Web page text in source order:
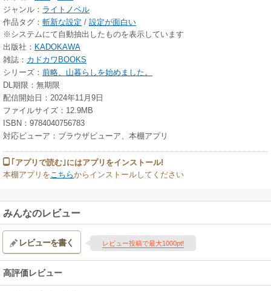
ジャンル： ライトノベル
作品タグ： 斬新な設定 / 設定が面白い
※システムにて自動抽出したものを表示しています
出版社： KADOKAWA
雑誌： カドカワBOOKS
シリーズ： 前略、山暮らしを始めました。
DL期限：無期限
配信開始日：2024年11月9日
ファイルサイズ：12.9MB
ISBN：9784040756783
対応ビューア：ブラウザビューア、本棚アプリ
｢アプリで読む｣にはアプリをインストール!
本棚アプリを こちらからインストールしてください
みんなのレビュー
レビューを書く レビュー投稿で最大1000pt!
高評価レビュー